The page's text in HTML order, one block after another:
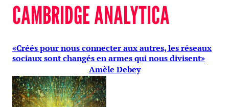
CAMBRIDGE ANALYTICA
«Créés pour nous connecter aux autres, les réseaux
sociaux sont changés en armes qui nous divisent»
Amèle Debey